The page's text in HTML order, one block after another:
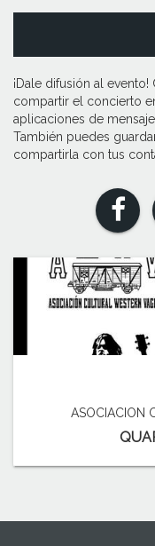
¡Dale difusión al
compartir el concierto
aplicaciones de
También puedes
compartirla con tus
ASOCIACION